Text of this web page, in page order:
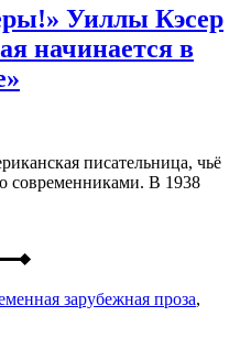
Уиллы Кэсер
начинается в
писательница, чьё
современниками. В 1938
зарубежная проза,